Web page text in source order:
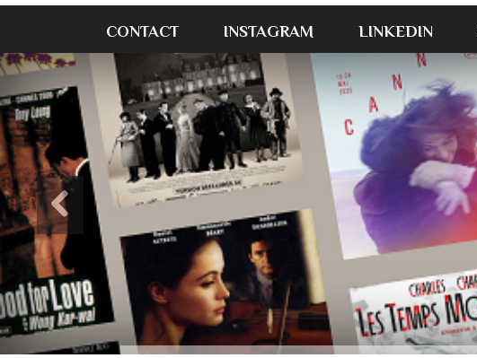
CONTACT INSTAGRAM LINKEDIN